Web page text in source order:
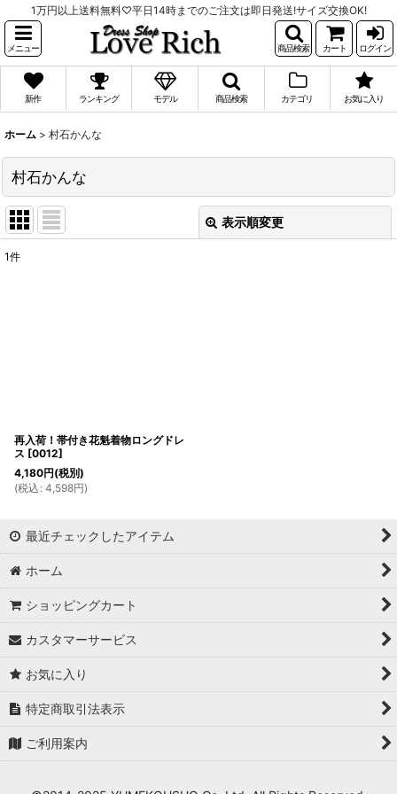
1万円以上送料無料♡平日14時までのご注文は即日発送!サイズ交換OK!
メニュー 商品検索 カート ログイン
新作 ランキング モデル 商品検索 カテゴリ お気に入り
ホーム > 村石かんな
村石かんな
表示順変更
1件
再入荷！帯付き花魁着物ロングドレ
ス [0012]
4,180円(税別)
(税込 : 4,598円)
最近チェックしたアイテム
ホーム
ショッピングカート
カスタマーサービス
お気に入り
特定商取引法表示
ご利用案内